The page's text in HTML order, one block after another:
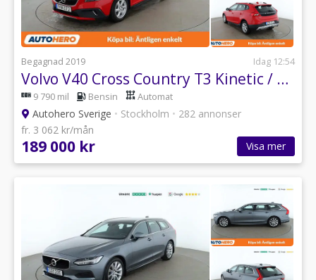
Begagnad 2019 Idag 12:54
Volvo V40 Cross Country T3 Kinetic / Värmare, Dragkrok, GPS
9 790 mil Bensin Automat
Autohero Sverige • Stockholm • 282 annonser
fr. 3 062 kr/mån
189 000 kr Visa mer